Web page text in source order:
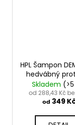
HPL Šampon
hedvábný
DEMETRA
Skladem
od 288,43 Kč
od 349